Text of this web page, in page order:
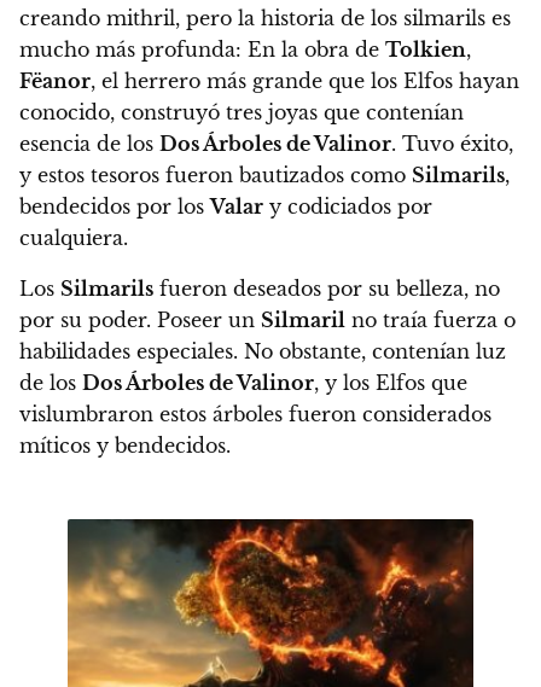
creando mithril, pero la historia de los silmarils es
mucho más profunda: En la obra de Tolkien,
Fëanor, el herrero más grande que los Elfos hayan
conocido, construyó tres joyas que contenían
esencia de los Dos Árboles de Valinor. Tuvo éxito,
y estos tesoros fueron bautizados como Silmarils,
bendecidos por losValar y codiciados por
cualquiera.
Los Silmarils fueron deseados por su belleza, no
por su poder. Poseer un Silmaril no traía fuerza o
habilidades especiales. No obstante, contenían luz
de los Dos Árboles de Valinor, y los Elfos que
vislumbraron estos árboles fueron considerados
míticos y bendecidos.